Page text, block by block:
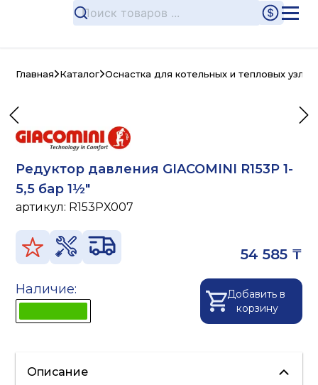
Главная Каталог Оснастка для котельных и тепловых узлов
Редуктор давления GIACOMINI R153P 1-
5,5 бар 1½"
артикул: R153PX007
54 585 ₸
Наличие:
Добавить в
корзину
Описание